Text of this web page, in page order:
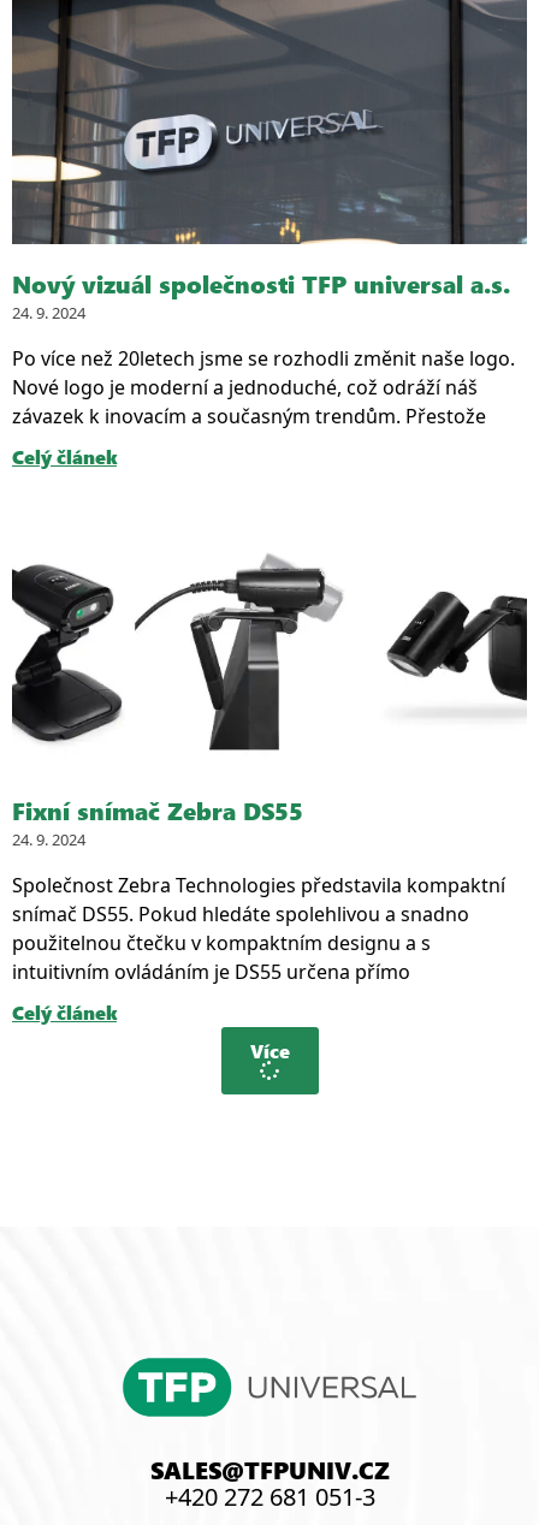
Nový vizuál společnosti TFP universal a.s.
24. 9. 2024
Po více než 20letech jsme se rozhodli změnit naše logo.
Nové logo je moderní a jednoduché, což odráží náš
závazek k inovacím a současným trendům. Přestože
Celý článek
Fixní snímač Zebra DS55
24. 9. 2024
Společnost Zebra Technologies představila kompaktní
snímač DS55. Pokud hledáte spolehlivou a snadno
použitelnou čtečku v kompaktním designu a s
intuitivním ovládáním je DS55 určena přímo
Celý článek
Více
SALES@TFPUNIV.CZ
+420 272 681 051-3